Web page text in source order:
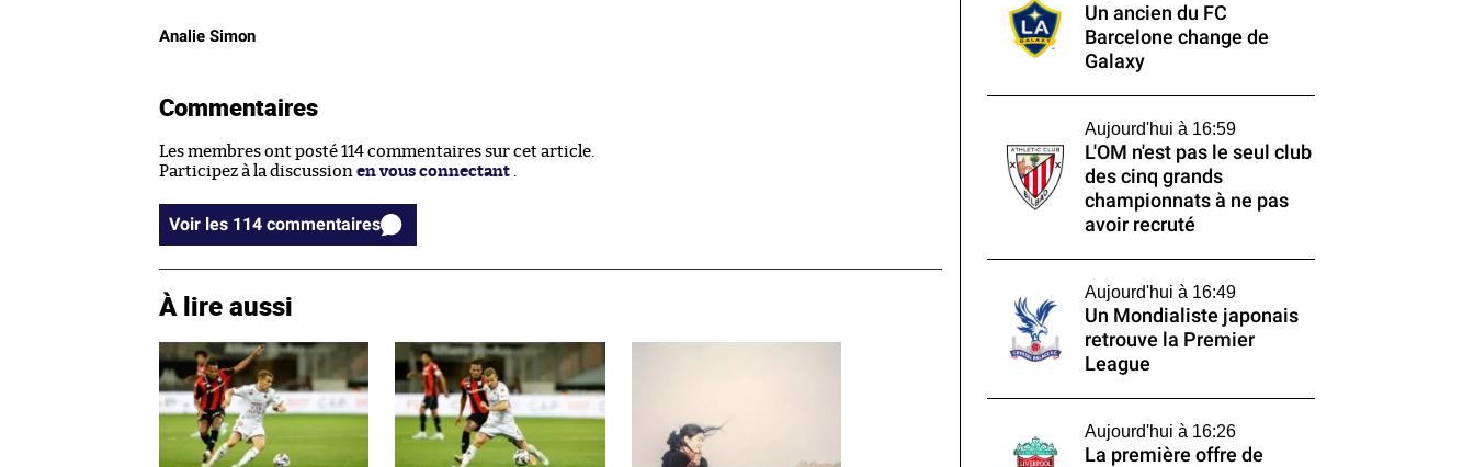
Analie Simon
Commentaires
Les membres ont posté 114 commentaires sur cet article.
Participez à la discussion en vous connectant
Voir les 114 commentaires
À lire aussi
Un ancien du FC
Barcelone change de
Galaxy
Aujourd'hui à 16:59
L'OM n'est pas le seul club
des cinq grands
championnats à ne pas
avoir recruté
Aujourd'hui à 16:49
Un Mondialiste japonais
retrouve la Premier
League
Aujourd'hui à 16:26
La première offre de